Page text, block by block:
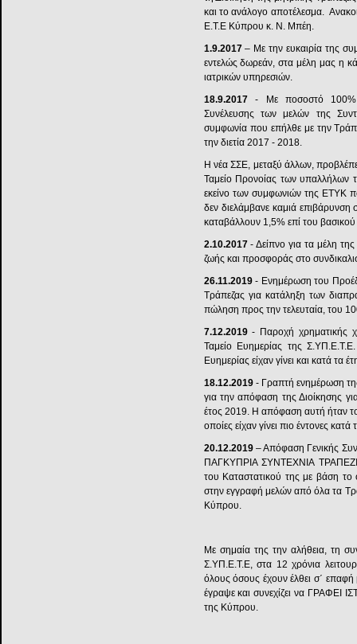
και το ανάλογο αποτέλεσμα.
Ε.Τ.Ε Κύπρου κ. Ν. Μπέη.
1.9.2017– Με την ευκαιρία της
εντελώς δωρεάν, στα μέλη μας η
ιατρικών υπηρεσιών.
18.9.2017- Με ποσοστό 100%
Συνέλευσης των μελών της
συμφωνία που επήλθε με την
την διετία 2017 - 2018.
Η νέα ΣΣΕ, μεταξύ άλλων,
Ταμείο Προνοίας των υπαλλήλων
εκείνο των συμφωνιών της ΕΤΥΚ
δεν διελάμβανε καμιά
καταβάλλουν 1,5% επί του
2.10.2017- Δείπνο για τα μέλη
ζωής και προσφοράς στο
26.11.2019- Ενημέρωση του
Τράπεζας για κατάληξη των
πώληση προς την τελευταία, του
7.12.2019- Παροχή χρηματικής
Ταμείο Ευημερίας της
Ευημερίας είχαν γίνει και κατά
18.12.2019- Γραπτή ενημέρωση
για την απόφαση της Διοίκησης
έτος 2019. Η απόφαση αυτή ήταν
οποίες είχαν γίνει πιο έντονες
20.12.2019– Απόφαση Γενικής
ΠΑΓΚΥΠΡΙΑ ΣΥΝΤΕΧΝΙΑ
του Καταστατικού της με βάση το
στην εγγραφή μελών από όλα τα
Κύπρου.
Με σημαία της την αλήθεια, τη
Σ.ΥΠ.Ε.Τ.Ε, στα 12 χρόνια
όλους όσους έχουν έλθει σ΄
έγραψε και συνεχίζει να ΓΡΑΦΕΙ
της Κύπρου.